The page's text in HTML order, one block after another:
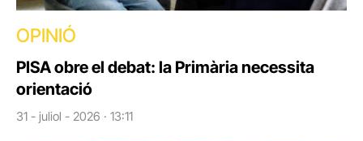
OPINIÓ
PISA obre el debat: la Primària necessita
orientació
31 - juliol - 2026 · 13:11